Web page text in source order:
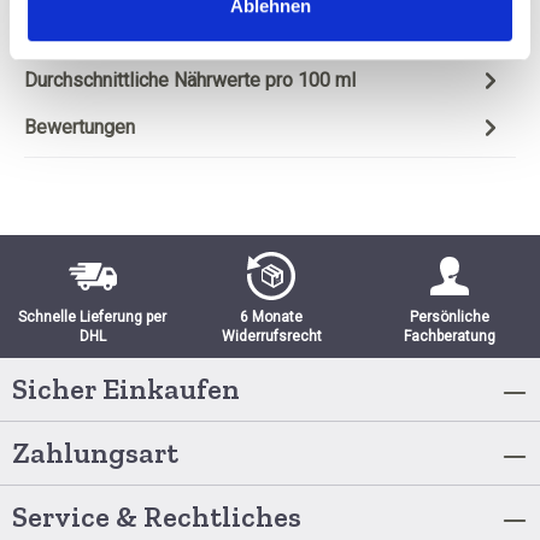
Ablehnen
Beschreibung
Durchschnittliche Nährwerte pro 100 ml
Bewertungen
Schnelle Lieferung per
DHL
6 Monate
Widerrufsrecht
Persönliche
Fachberatung
Sicher Einkaufen
Zahlungsart
Service & Rechtliches